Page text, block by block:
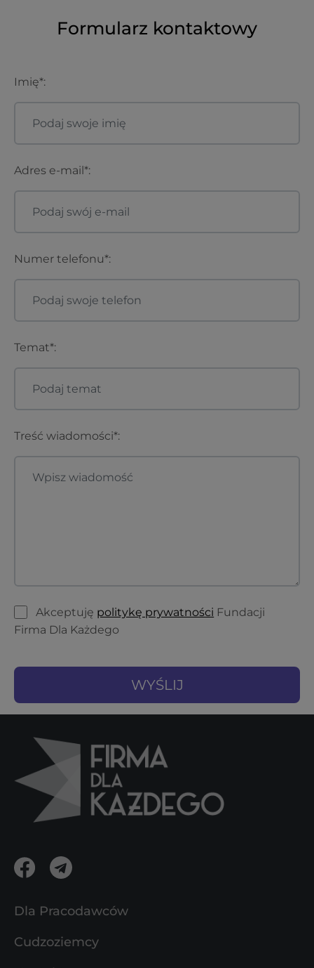
Formularz kontaktowy
Imię*:
Adres e-mail*:
Numer telefonu*:
Temat*:
Treść wiadomości*:
Akceptuję politykę prywatności Fundacji
Firma Dla Każdego
Dla Pracodawców
Cudzoziemcy